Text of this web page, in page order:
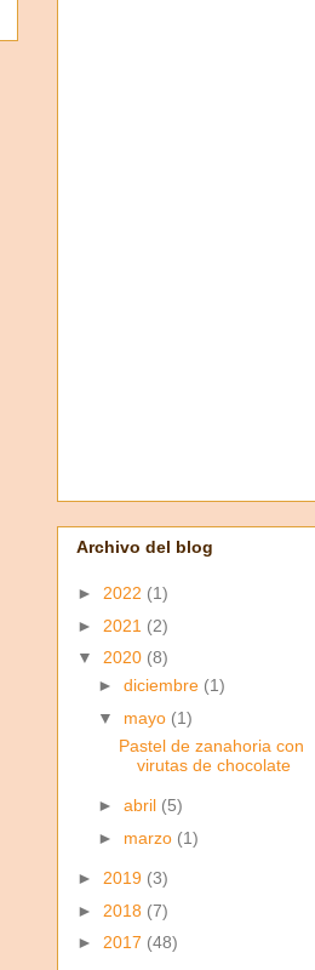
Archivo del blog
► 2022 (1)
► 2021 (2)
▼ 2020 (8)
► diciembre (1)
▼ mayo (1)
Pastel de zanahoria con
virutas de chocolate
► abril (5)
► marzo (1)
► 2019 (3)
► 2018 (7)
► 2017 (48)